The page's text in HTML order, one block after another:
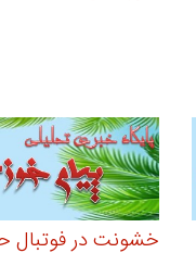
خشونت در فوتبال